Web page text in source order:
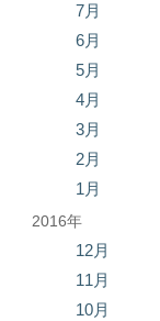
7月
6月
5月
4月
3月
2月
1月
2016年
12月
11月
10月